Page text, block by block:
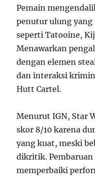
Pemain
penutur ulung
seperti Tatooine,
Menawarkan
dengan elemen
dan interaksi
Hutt Cartel.
Menurut IGN, Star
skor 8/10 karena
yang kuat, meski
dikritik. Pembaruan
memperbaiki